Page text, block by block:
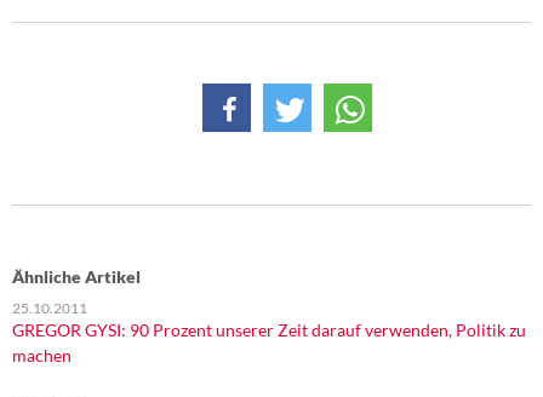
Ähnliche Artikel
25.10.2011
GREGOR GYSI: 90 Prozent unserer Zeit darauf verwenden, Politik zu
machen